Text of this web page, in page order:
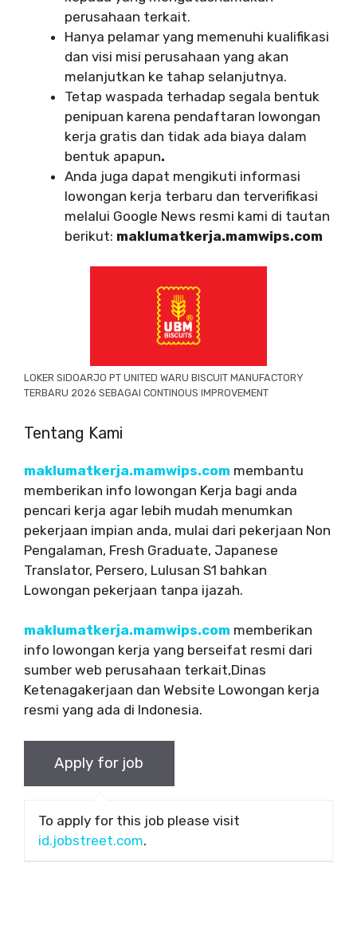
perusahaan terkait.
Hanya pelamar yang memenuhi kualifikasi
dan visi misi perusahaan yang akan
melanjutkan ke tahap selanjutnya.
Tetap waspada terhadap segala bentuk
penipuan karena pendaftaran lowongan
kerja gratis dan tidak ada biaya dalam
bentuk apapun.
Anda juga dapat mengikuti informasi
lowongan kerja terbaru dan terverifikasi
melalui Google News resmi kami di tautan
berikut: maklumatkerja.mamwips.com
LOKER SIDOARJO PT UNITED WARU BISCUIT MANUFACTORY
TERBARU 2026 SEBAGAI CONTINOUS IMPROVEMENT
Tentang Kami
maklumatkerja.mamwips.com membantu
memberikan info lowongan Kerja bagi anda
pencari kerja agar lebih mudah menumkan
pekerjaan impian anda, mulai dari pekerjaan Non
Pengalaman, Fresh Graduate, Japanese
Translator, Persero, Lulusan S1 bahkan
Lowongan pekerjaan tanpa ijazah.
maklumatkerja.mamwips.com memberikan
info lowongan kerja yang berseifat resmi dari
sumber web perusahaan terkait,Dinas
Ketenagakerjaan dan Website Lowongan kerja
resmi yang ada di Indonesia.
To apply for this job please visit
id.jobstreet.com.